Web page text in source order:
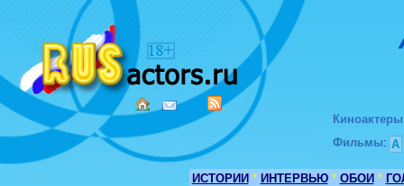
Киноактеры
Фильмы: А
ИСТОРИИ * ИНТЕРВЬЮ * ОБОИ *